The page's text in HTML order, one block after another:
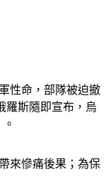
性命，部隊被迫撤
羅斯隨即宣布，烏